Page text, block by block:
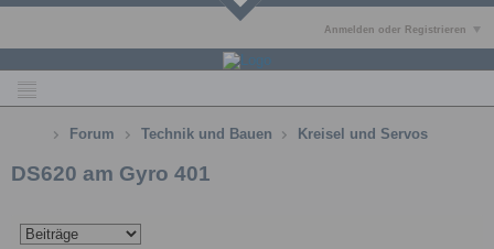
Anmelden oder Registrieren
Forum Technik und Bauen Kreisel und Servos
DS620 am Gyro 401